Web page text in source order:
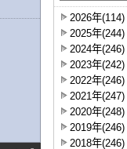
2026年(114)
2025年(244)
2024年(246)
2023年(242)
2022年(246)
2021年(247)
2020年(248)
2019年(246)
2018年(246)